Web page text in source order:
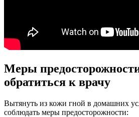
Меры
обратиться к врачу
Вытянуть из кожи гной в домашних
соблюдать меры предосторожности: